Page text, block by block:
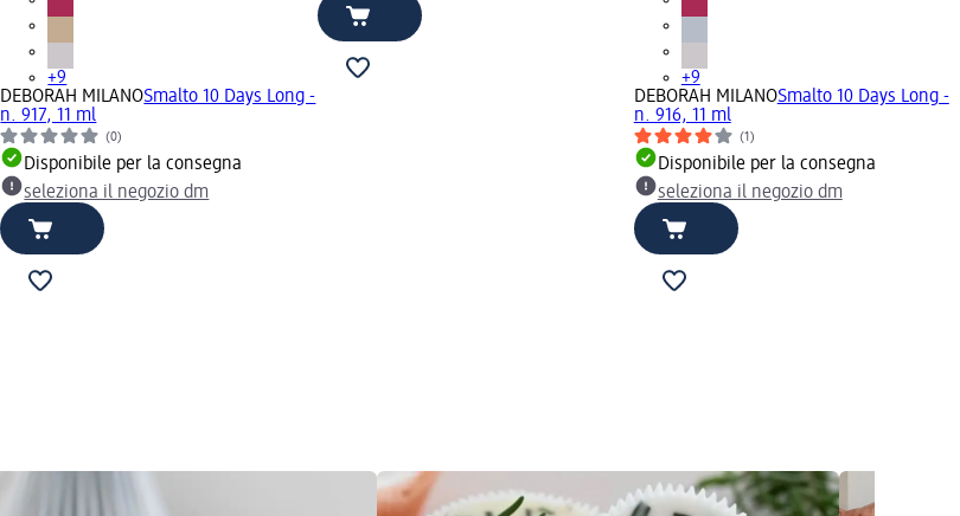
+9
DEBORAH MILANOSmalto 10 Days Long -
n. 917, 11 ml
(0)
Disponibile per la consegna
seleziona il negozio dm
+9
DEBORAH MILANOSmalto 10 Days Long -
n. 916, 11 ml
(1)
Disponibile per la consegna
seleziona il negozio dm